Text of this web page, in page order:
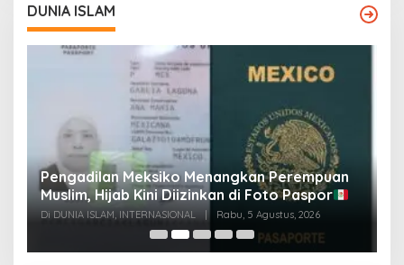
DUNIA ISLAM
Pengadilan Meksiko Menangkan Perempuan
Muslim, Hijab Kini Diizinkan di Foto Paspor
Di DUNIA ISLAM, INTERNASIONAL Rabu, 5 Agustus, 2026